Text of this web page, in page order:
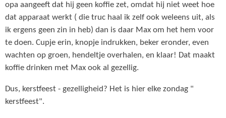
opa aangeeft dat hij geen koffie zet, omdat hij niet weet hoe
dat apparaat werkt ( die truc haal ik zelf ook weleens uit, als
ik ergens geen zin in heb) dan is daar Max om het hem voor
te doen. Cupje erin, knopje indrukken, beker eronder, even
wachten op groen, hendeltje overhalen, en klaar! Dat maakt
koffie drinken met Max ook al gezellig.
Dus, kerstfeest - gezelligheid? Het is hier elke zondag "
kerstfeest".